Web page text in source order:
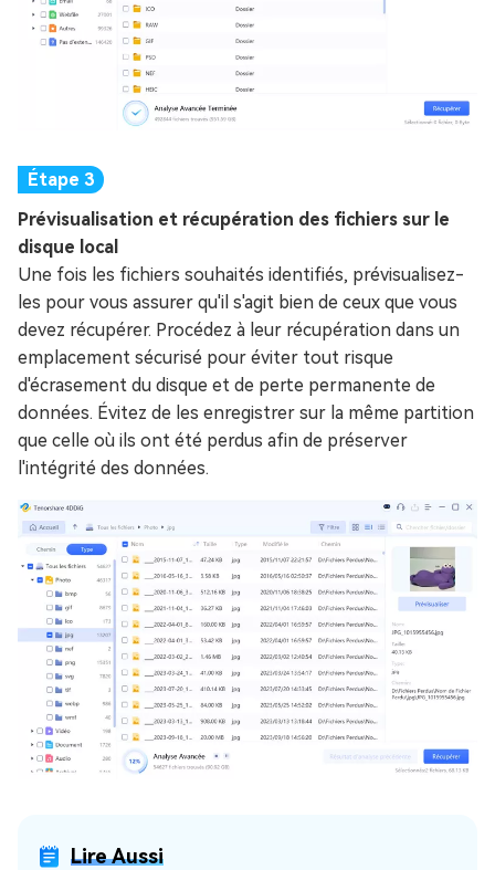
Prévisualisation et récupération des fichiers sur le
disque local
Une fois les fichiers souhaités identifiés, prévisualisez-
les pour vous assurer qu'il s'agit bien de ceux que vous
devez récupérer. Procédez à leur récupération dans un
emplacement sécurisé pour éviter tout risque
d'écrasement du disque et de perte permanente de
données. Évitez de les enregistrer sur la même partition
que celle où ils ont été perdus afin de préserver
l'intégrité des données.
Lire Aussi